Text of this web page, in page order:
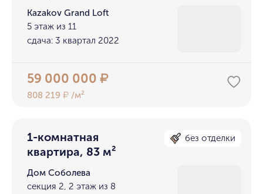
Kazakov Grand Loft
5 этаж из 11
сдача: 3 квартал 2022
59 000 000₽
808 219₽ /м²
1-комнатная
квартира, 83 м²
без отделки
Дом Соболева
секция 2, 2 этаж из 8